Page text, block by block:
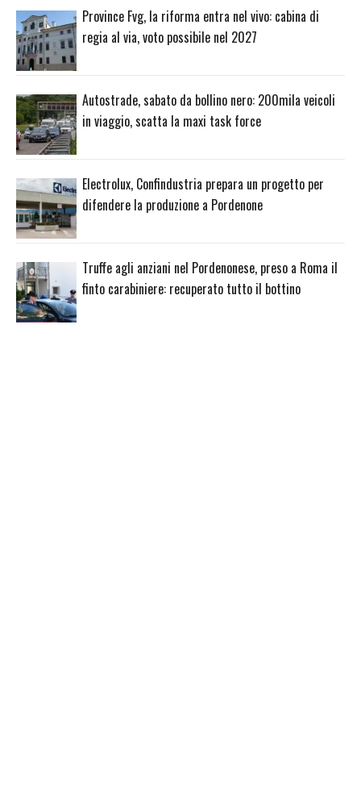
Province Fvg, la riforma entra nel vivo: cabina di
regia al via, voto possibile nel 2027
Autostrade, sabato da bollino nero: 200mila veicoli
in viaggio, scatta la maxi task force
Electrolux, Confindustria prepara un progetto per
difendere la produzione a Pordenone
Truffe agli anziani nel Pordenonese, preso a Roma il
finto carabiniere: recuperato tutto il bottino